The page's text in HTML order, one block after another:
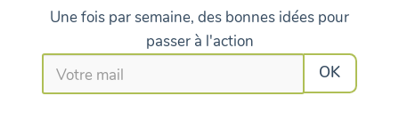
Une fois par semaine, des bonnes idées pour
passer à l'action